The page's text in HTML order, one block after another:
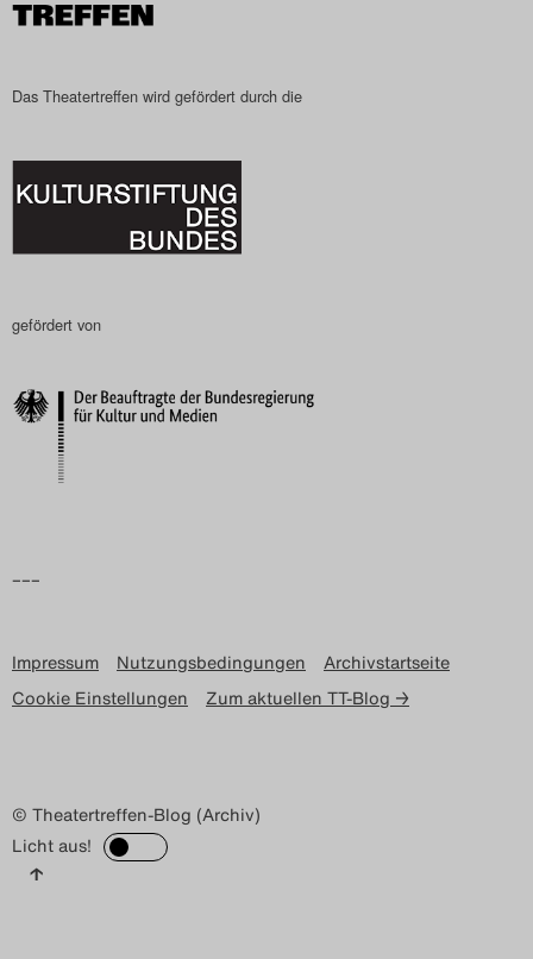
Das Theatertreffen-Blog
2024
2025
Das Theatertreffen-Blog
Nutzungsbedingungen
Das Theatertreffen wird gefördert durch die
gefördert von
–––
Impressum Nutzungsbedingungen
Archivstartseite
Cookie Einstellungen
Zum aktuellen TT-Blog →
© Theatertreffen-Blog (Archiv)
Licht aus!
↑